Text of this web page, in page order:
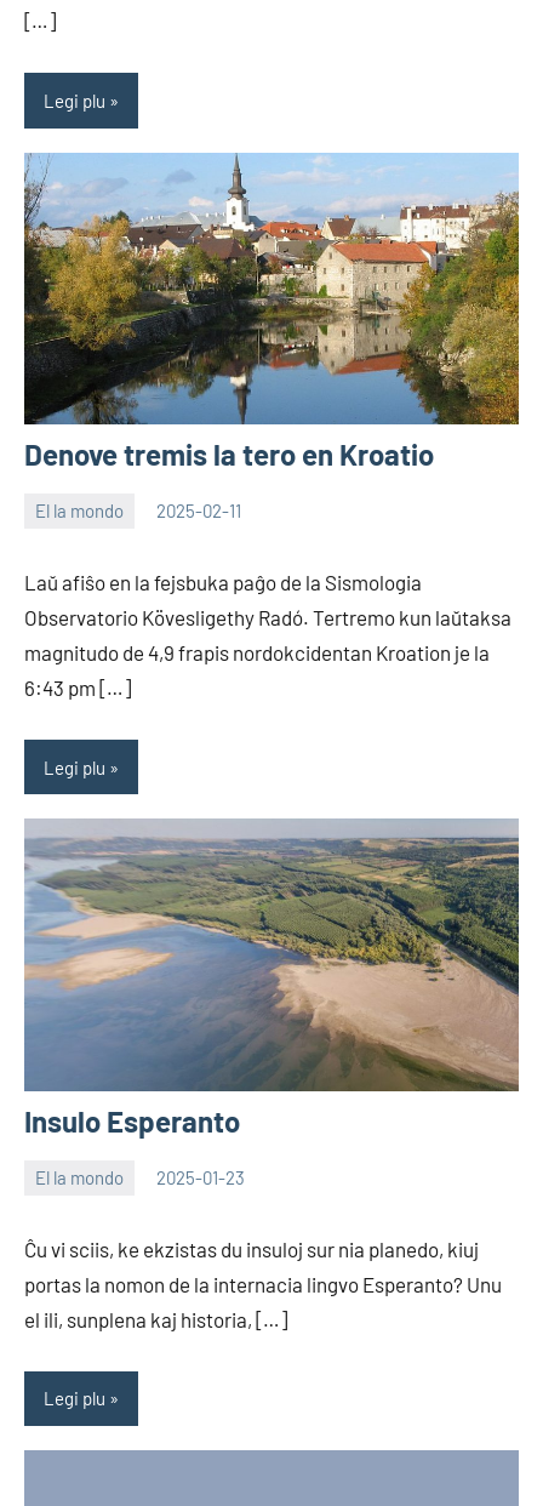
[…]
Legi plu
Denove tremis la tero en Kroatio
El la mondo 2025-02-11
Laŭ afiŝo en la fejsbuka paĝo de la Sismologia
Observatorio Kövesligethy Radó. Tertremo kun laŭtaksa
magnitudo de 4,9 frapis nordokcidentan Kroation je la
6:43 pm […]
Legi plu
Insulo Esperanto
El la mondo 2025-01-23
Ĉu vi sciis, ke ekzistas du insuloj sur nia planedo, kiuj
portas la nomon de la internacia lingvo Esperanto? Unu
el ili, sunplena kaj historia, […]
Legi plu